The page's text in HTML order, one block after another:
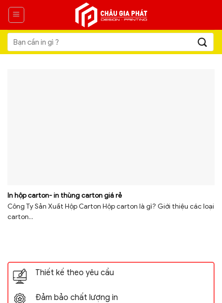
Skip
content
Tìm
kiếm:
In hộp carton- in thùng carton giá rẻ
Công Ty Sản Xuất Hộp Carton Hộp carton là gì? Giới thiệu các loại
carton...
Thiết kế theo yêu cầu
Đảm bảo chất lượng in